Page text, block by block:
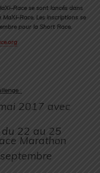
–Racese sont lancés dans
MaXi–Race. Les inscriptions se
pour la Short Race.
.org
:
2017 avec
du 22 au 25
Marathon